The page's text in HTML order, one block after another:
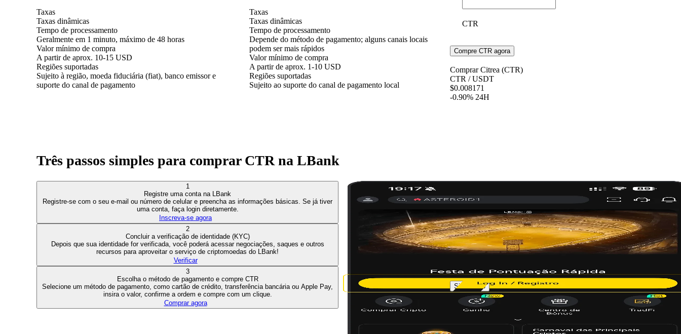
Taxas
Taxas dinâmicas
Tempo de processamento
Geralmente em 1 minuto, máximo de 48 horas
Valor mínimo de compra
A partir de aprox. 10-15 USD
Regiões suportadas
Sujeito à região, moeda fiduciária (fiat), banco emissor e
suporte do canal de pagamento
Taxas
Taxas dinâmicas
Tempo de processamento
Depende do método de pagamento; alguns canais locais
podem ser mais rápidos
Valor mínimo de compra
A partir de aprox. 1-10 USD
Regiões suportadas
Sujeito ao suporte do canal de pagamento local
Três passos simples para comprar CTR na LBank
1
Registre uma conta na LBank
Registre-se com o seu e-mail ou número de celular e preencha as informações básicas. Se já tiver
uma conta, faça login diretamente.
Inscreva-se agora
2
Concluir a verificação de identidade (KYC)
Depois que sua identidade for verificada, você poderá acessar negociações, saques e outros
recursos para aproveitar o serviço de criptomoedas do LBank!
Verificar
3
Escolha o método de pagamento e compre CTR
Selecione um método de pagamento, como cartão de crédito, transferência bancária ou Apple Pay,
insira o valor, confirme a ordem e compre com um clique.
Comprar agora
CTR
Compre CTR agora
Comprar Citrea (CTR)
CTR / USDT
$0.008171
-0.90% 24H
Citrea (CTR)é
$0.008171
, com um volume de negociação de 24 horas de
. Atualizamos CTR
para o preço em USD em tempo
real. O desempenho de mercado de 24 horas deCTRé
-0.90%
Compre Citrea (CTR) agora
Planejando comprar CTR?
Veja se outros usuários estão comprando CTR:
Sim Não
Quer comprar outros tokens?
Como comprar Bitcoin (BTC)